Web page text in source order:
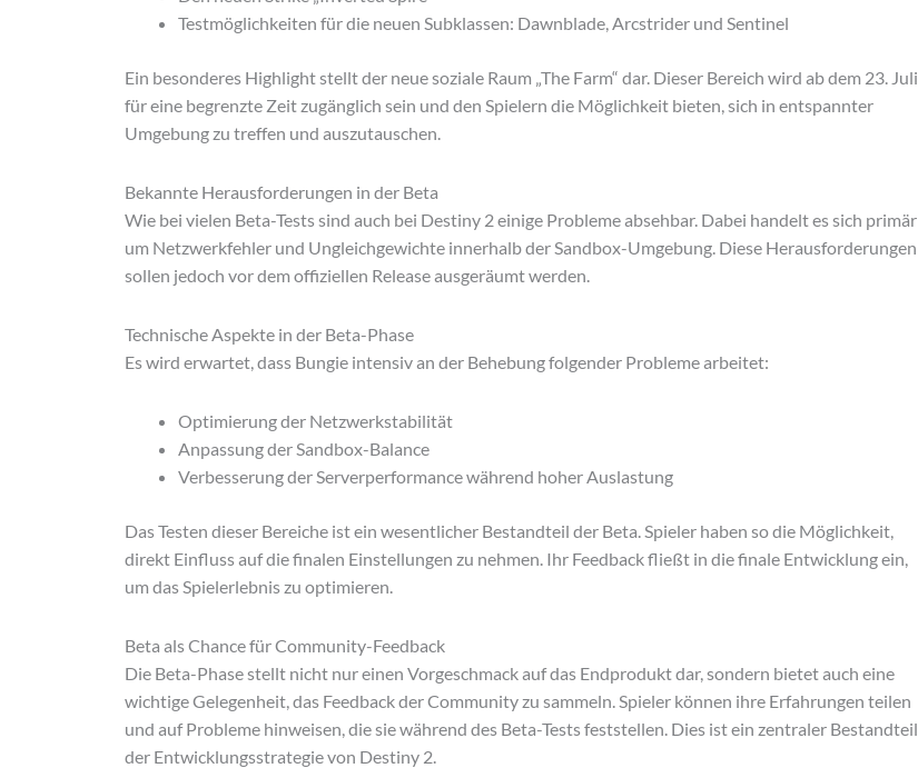
Testmöglichkeiten für die neuen Subklassen: Dawnblade, Arcstrider und Sentinel
Ein besonderes Highlight stellt der neue soziale Raum „The Farm“ dar. Dieser Bereich wird ab dem 23. Juli
für eine begrenzte Zeit zugänglich sein und den Spielern die Möglichkeit bieten, sich in entspannter
Umgebung zu treffen und auszutauschen.
Bekannte Herausforderungen in der Beta
Wie bei vielen Beta-Tests sind auch bei Destiny 2 einige Probleme absehbar. Dabei handelt es sich primär
um Netzwerkfehler und Ungleichgewichte innerhalb der Sandbox-Umgebung. Diese Herausforderungen
sollen jedoch vor dem offiziellen Release ausgeräumt werden.
Technische Aspekte in der Beta-Phase
Es wird erwartet, dass Bungie intensiv an der Behebung folgender Probleme arbeitet:
Optimierung der Netzwerkstabilität
Anpassung der Sandbox-Balance
Verbesserung der Serverperformance während hoher Auslastung
Das Testen dieser Bereiche ist ein wesentlicher Bestandteil der Beta. Spieler haben so die Möglichkeit,
direkt Einfluss auf die finalen Einstellungen zu nehmen. Ihr Feedback fließt in die finale Entwicklung ein,
um das Spielerlebnis zu optimieren.
Beta als Chance für Community-Feedback
Die Beta-Phase stellt nicht nur einen Vorgeschmack auf das Endprodukt dar, sondern bietet auch eine
wichtige Gelegenheit, das Feedback der Community zu sammeln. Spieler können ihre Erfahrungen teilen
und auf Probleme hinweisen, die sie während des Beta-Tests feststellen. Dies ist ein zentraler Bestandteil
der Entwicklungsstrategie von Destiny 2.